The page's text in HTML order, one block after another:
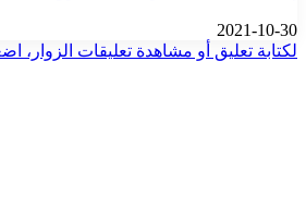
2021-10-30
لكتابة تعليق أو مشاهدة تعليقات الزوار،